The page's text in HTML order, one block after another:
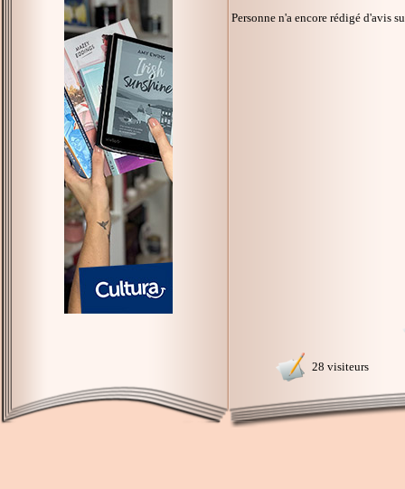
Personne n'a encore rédigé d'avis
28 visiteurs